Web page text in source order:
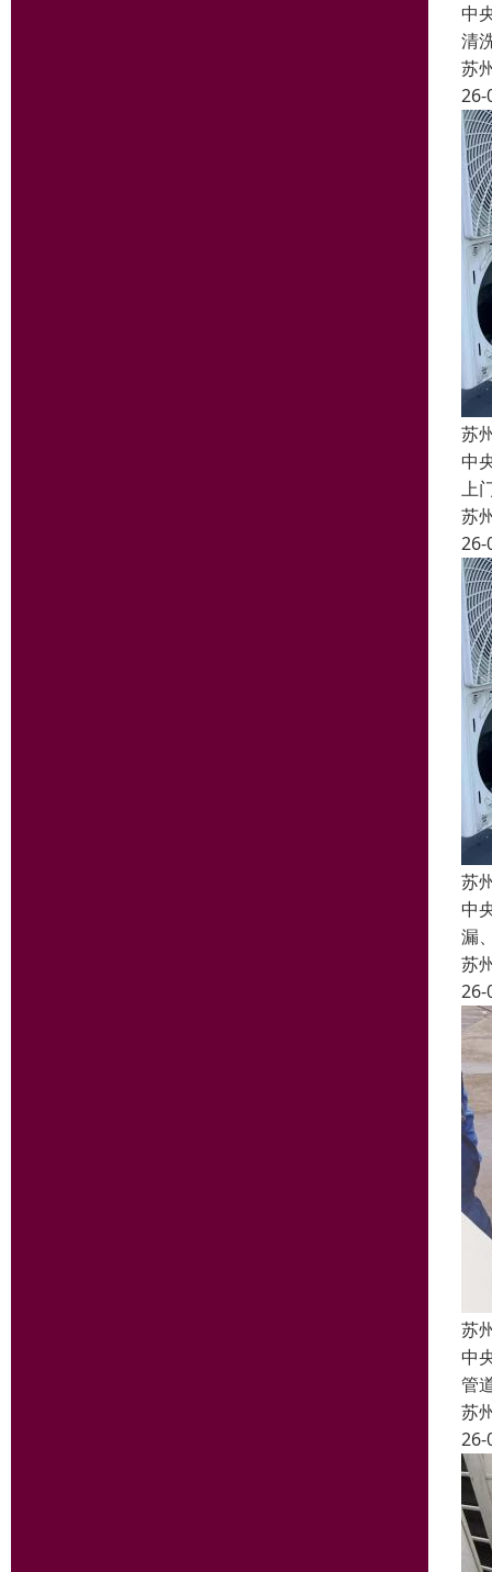
中
清
苏
26-
苏
中
上
苏
26-
苏
中
漏
苏
26-
苏
中
管
苏
26-